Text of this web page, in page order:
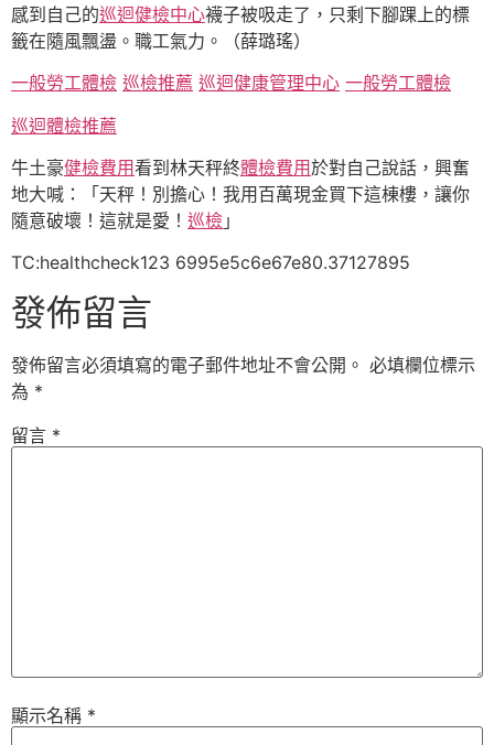
感到自己的巡迴健檢中心襪子被吸走了，只剩下腳踝上的標
籤在隨風飄盪。職工氣力。（薛璐瑤）
一般勞工體檢 巡檢推薦 巡迴健康管理中心 一般勞工體檢
巡迴體檢推薦
牛土豪健檢費用看到林天秤終體檢費用於對自己說話，興奮
地大喊：「天秤！別擔心！我用百萬現金買下這棟樓，讓你
隨意破壞！這就是愛！ 巡檢 」
TC:healthcheck123 6995e5c6e67e80.37127895
發佈留言
發佈留言必須填寫的電子郵件地址不會公開。 必填欄位標示
為 *
留言 *
顯示名稱 *